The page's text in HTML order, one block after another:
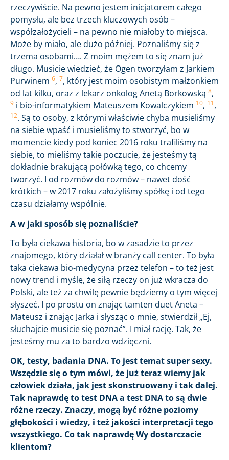
rzeczywiście. Na pewno jestem inicjatorem całego
pomysłu, ale bez trzech kluczowych osób –
współzałożycieli – na pewno nie miałoby to miejsca.
Może by miało, ale dużo później. Poznaliśmy się z
trzema osobami…. Z moim mężem to się znam już
długo. Musicie wiedzieć, że Ogen tworzyłam z Jarkiem
Purwinem 6, 7, który jest moim osobistym małżonkiem
od lat kilku, oraz z lekarz onkolog Anetą Borkowską 8,
9 i bio-informatykiem Mateuszem Kowalczykiem 10, 11,
12. Są to osoby, z którymi właściwie chyba musieliśmy
na siebie wpaść i musieliśmy to stworzyć, bo w
momencie kiedy pod koniec 2016 roku trafiliśmy na
siebie, to mieliśmy takie poczucie, że jesteśmy tą
dokładnie brakującą połówką tego, co chcemy
tworzyć. I od rozmów do rozmów – nawet dość
krótkich – w 2017 roku założyliśmy spółkę i od tego
czasu działamy wspólnie.
A w jaki sposób się poznaliście?
To była ciekawa historia, bo w zasadzie to przez
znajomego, który działał w branży call center. To była
taka ciekawa bio-medycyna przez telefon – to też jest
nowy trend i myślę, że siłą rzeczy on już wkracza do
Polski, ale też za chwilę pewnie będziemy o tym więcej
słyszeć. I po prostu on znając tamten duet Aneta –
Mateusz i znając Jarka i słysząc o mnie, stwierdził „Ej,
słuchajcie musicie się poznać”. I miał rację. Tak, że
jesteśmy mu za to bardzo wdzięczni.
OK, testy, badania DNA. To jest temat super sexy.
Wszędzie się o tym mówi, że już teraz wiemy jak
człowiek działa, jak jest skonstruowany i tak dalej.
Tak naprawdę to test DNA a test DNA to są dwie
różne rzeczy. Znaczy, mogą być różne poziomy
głębokości i wiedzy, i też jakości interpretacji tego
wszystkiego. Co tak naprawdę Wy dostarczacie
klientom?